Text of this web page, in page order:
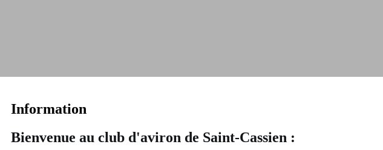
Information
Bienvenue au club d'aviron de Saint-Cassien :